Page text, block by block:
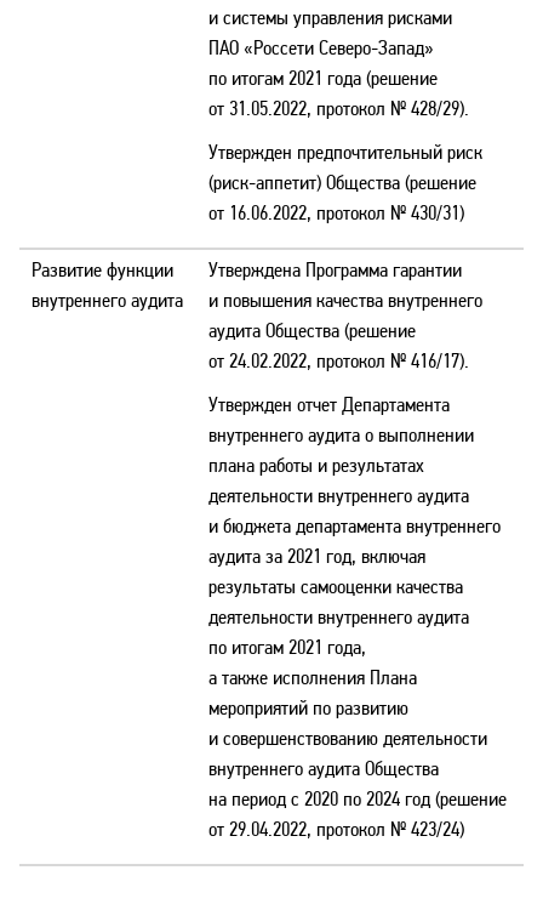
и системы управления рисками
ПАО «Россети Северо-Запад»
по итогам 2021 года (решение
от 31.05.2022, протокол № 428/29).
Утвержден предпочтительный риск
(риск-аппетит) Общества (решение
от 16.06.2022, протокол № 430/31)
Развитие функции
внутреннего аудита
Утверждена Программа гарантии
и повышения качества внутреннего
аудита Общества (решение
от 24.02.2022, протокол № 416/17).
Утвержден отчет Департамента
внутреннего аудита о выполнении
плана работы и результатах
деятельности внутреннего аудита
и бюджета департамента внутреннего
аудита за 2021 год, включая
результаты самооценки качества
деятельности внутреннего аудита
по итогам 2021 года,
а также исполнения Плана
мероприятий по развитию
и совершенствованию деятельности
внутреннего аудита Общества
на период с 2020 по 2024 год (решение
от 29.04.2022, протокол № 423/24)